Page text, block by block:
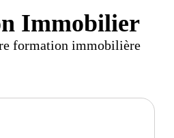
Immobilier
formation immobilière